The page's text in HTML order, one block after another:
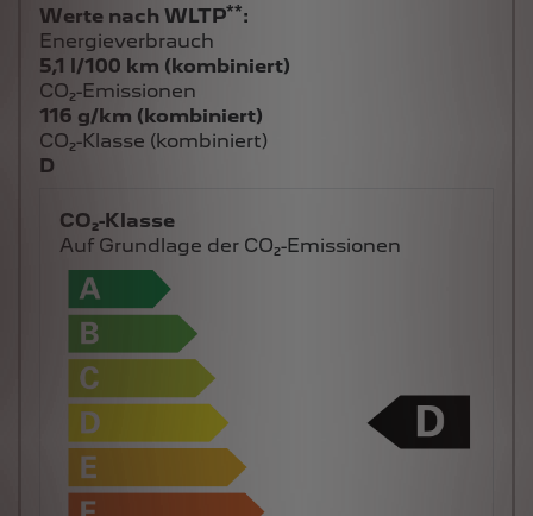
Werte nach WLTP**:
Energieverbrauch
5,1 l/100 km (kombiniert)
CO₂-Emissionen
116 g/km (kombiniert)
CO₂-Klasse (kombiniert)
D
CO₂-Klasse
Auf Grundlage der CO₂-Emissionen